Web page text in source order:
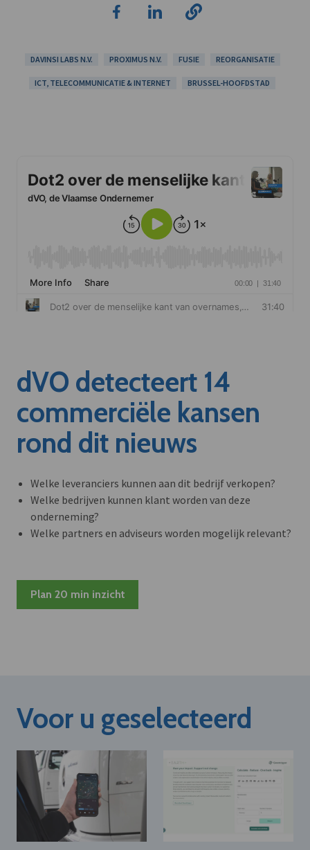
DAVINSI LABS N.V. PROXIMUS N.V. FUSIE REORGANISATIE
ICT, TELECOMMUNICATIE & INTERNET BRUSSEL-HOOFDSTAD
dVO detecteert 14
commerciële kansen
rond dit nieuws
Welke leveranciers kunnen aan dit bedrijf verkopen?
Welke bedrijven kunnen klant worden van deze
onderneming?
Welke partners en adviseurs worden mogelijk relevant?
Plan 20 min inzicht
Voor u geselecteerd